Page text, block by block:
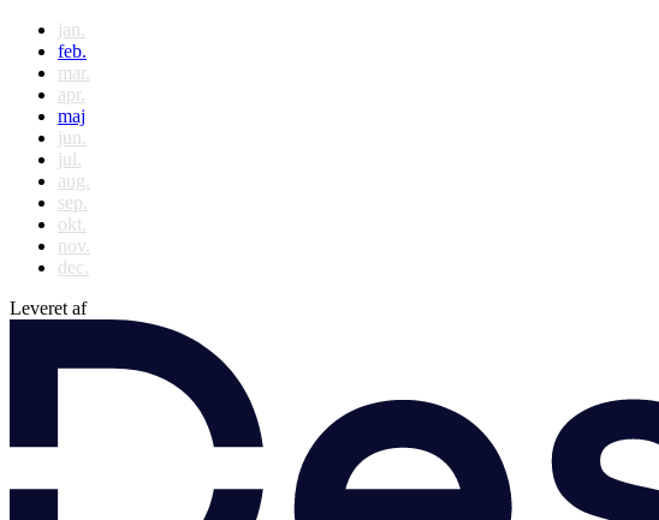
jan.
feb.
mar.
apr.
maj
jun.
jul.
aug.
sep.
okt.
nov.
dec.
Leveret af